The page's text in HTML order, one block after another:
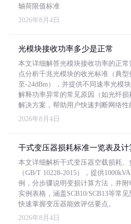
轴荷限值标准
2026年8月4日
光模块接收功率多少是正常
本文详细解答光模块接收功率的正
点分析千兆光模块的收光标准（典型
至-24dBm），并提供不同速率光模
解释功率异常的常见原因（如光纤损
解决方案，帮助用户快速判断网络性
2026年8月4日
干式变压器损耗标准一览表及计
本文详细解析干式变压器空载损耗
（GB/T 10228-2015），提供
例，分步骤说明变损计算方法，并
实例表格，涵盖SCB10/SCB13等常
快速掌握变压器能效评估要点。
2026年8月4日